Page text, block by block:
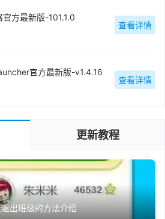
官方最新版-101.1.0
查看详情
官方最新版-v1.4.16
查看详情
更新教程
出班级的方法介绍